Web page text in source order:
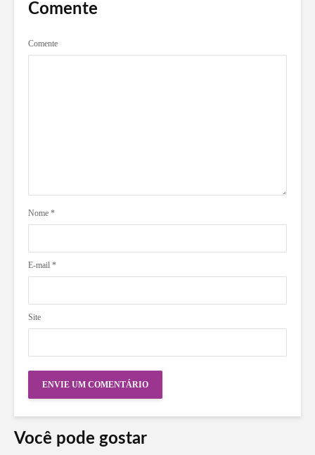
Comente
Comente
Nome *
E-mail *
Site
Você pode gostar